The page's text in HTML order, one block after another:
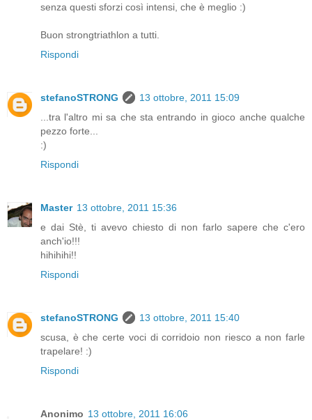
senza questi sforzi così intensi, che è meglio :)
Buon strongtriathlon a tutti.
Rispondi
stefanoSTRONG
13 ottobre, 2011 15:09
...tra l'altro mi sa che sta entrando in gioco anche qualche
pezzo forte...
:)
Rispondi
Master 13 ottobre, 2011 15:36
e dai Stè, ti avevo chiesto di non farlo sapere che c'ero
anch'io!!!
hihihihi!!
Rispondi
stefanoSTRONG
13 ottobre, 2011 15:40
scusa, è che certe voci di corridoio non riesco a non farle
trapelare! :)
Rispondi
Anonimo 13 ottobre, 2011 16:06